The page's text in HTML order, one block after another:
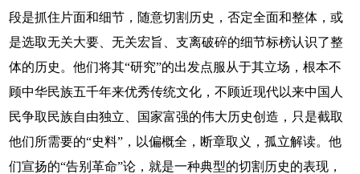
段是抓住片面和细节，随意切割历史，否定全面和整体，或
是选取无关大要、无关宏旨、支离破碎的细节标榜认识了整
体的历史。他们将其“研究”的出发点服从于其立场，根本不
顾中华民族五千年来优秀传统文化，不顾近现代以来中国人
民争取民族自由独立、国家富强的伟大历史创造，只是截取
他们所需要的“史料”，以偏概全，断章取义，孤立解读。他
们宣扬的“告别革命”论，就是一种典型的切割历史的表现，